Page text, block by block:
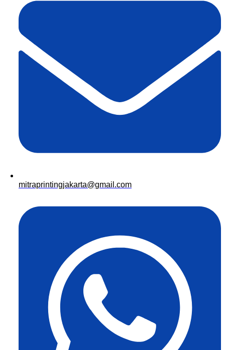
mitraprintingjakarta@gmail.com